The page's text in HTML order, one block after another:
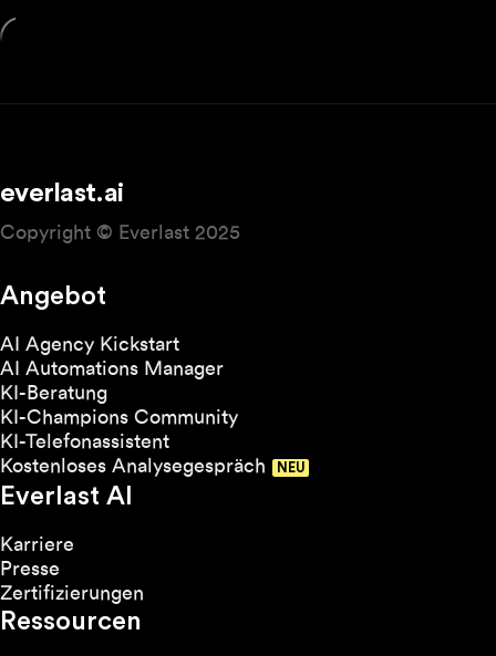
everlast.ai
Copyright © Everlast 2025
Angebot
AI Agency Kickstart
AI Automations Manager
KI-Beratung
KI-Champions Community
KI-Telefonassistent
Kostenloses Analysegespräch
Everlast AI
Karriere
Presse
Zertifizierungen
Ressourcen